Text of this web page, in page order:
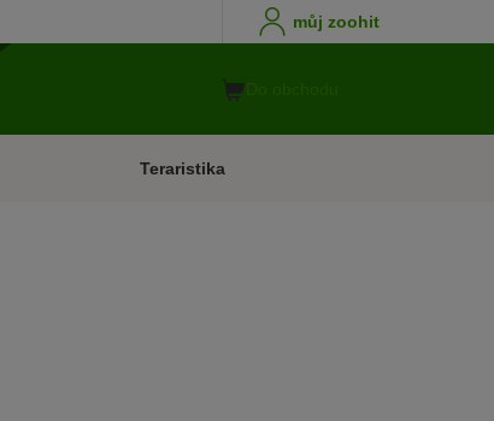
můj zoohit
Teraristika